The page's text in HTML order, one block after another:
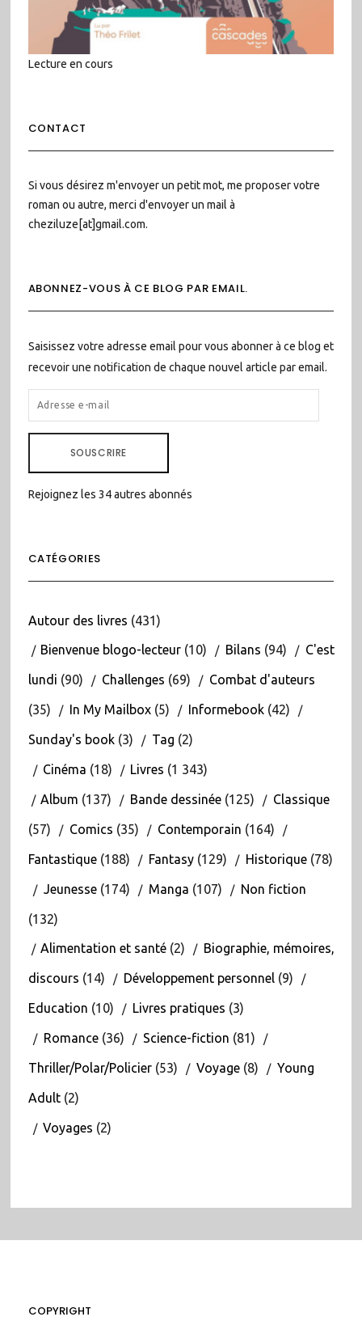
Lecture en cours
CONTACT
Si vous désirez m'envoyer un petit mot, me proposer votre
roman ou autre, merci d'envoyer un mail à
cheziluze[at]gmail.com.
ABONNEZ-VOUS À CE BLOG PAR EMAIL.
Saisissez votre adresse email pour vous abonner à ce blog et
recevoir une notification de chaque nouvel article par email.
ADRESSE
E-
SOUSCRIRE
Rejoignez les 34 autres abonnés
CATÉGORIES
Autour des livres (431)
Bienvenue blogo-lecteur(10) Bilans (94) C'est
lundi (90) Challenges (69) Combat d'auteurs
(35) In My Mailbox(5) Informebook(42)
Sunday's book(3) Tag (2)
Cinéma (18) Livres (1 343)
Album (137) Bande dessinée(125) Classique
(57) Comics (35) Contemporain (164)
Fantastique(188) Fantasy(129) Historique(78)
Jeunesse(174) Manga (107) Non fiction
(132)
Alimentation et santé(2) Biographie, mémoires,
discours (14) Développement personnel(9)
Education (10) Livres pratiques (3)
Romance(36) Science-fiction (81)
Thriller/Polar/Policier(53) Voyage(8) Young
Adult(2)
Voyages (2)
COPYRIGHT